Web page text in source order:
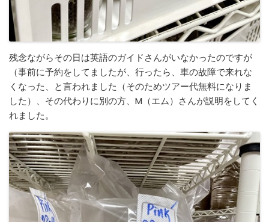
残念ながらその日は英語のガイドさんがいなかったのですが
（事前に予約をしてましたが、行ったら、車の故障で来れな
くなった、と言われました（そのためツアー代無料になりま
した）、その代わりに別の方、M（エム）さんが説明をしてく
れました。